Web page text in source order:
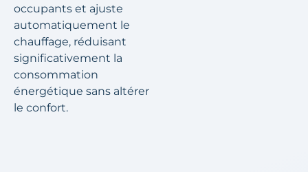
occupants et ajuste
automatiquement le
chauffage, réduisant
significativement la
consommation
énergétique sans altérer
le confort.